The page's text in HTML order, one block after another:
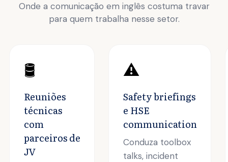
Onde a comunicação em inglês costuma travar
para quem trabalha nesse setor.
🛢️
Reuniões
técnicas
com
parceiros de
JV
⚠️
Safety briefings
e HSE
communication
Conduza toolbox
talks, incident